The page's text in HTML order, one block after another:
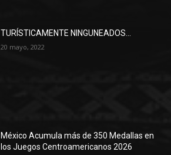
TURÍSTICAMENTE NINGUNEADOS…
20 mayo, 2022
México Acumula más de 350 Medallas en
los Juegos Centroamericanos 2026